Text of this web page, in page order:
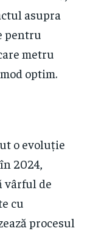
asupra
pentru
metru
optim.
o evoluție
2024,
vârful de
cu
procesul